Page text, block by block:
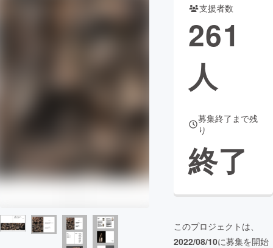
コミュニティ
支援者数
261
人
募集終了まで残
り
終了
このプロジェクトは、
2022/08/10に募集を開始